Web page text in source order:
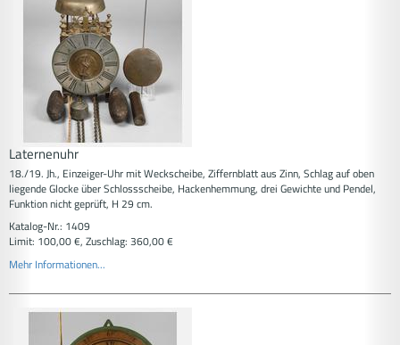
Laternenuhr
18./19. Jh., Einzeiger-Uhr mit Weckscheibe, Ziffernblatt aus Zinn, Schlag auf oben
liegende Glocke über Schlossscheibe, Hackenhemmung, drei Gewichte und Pendel,
Funktion nicht geprüft, H 29 cm.
Katalog-Nr.: 1409
Limit: 100,00 €, Zuschlag: 360,00 €
Mehr Informationen...